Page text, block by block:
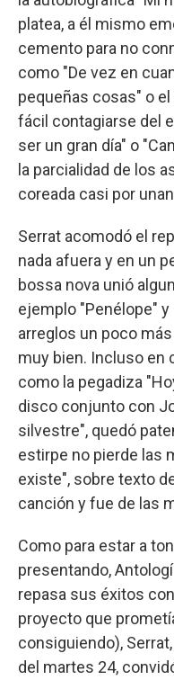
platea, a él mismo
cemento para no
como "De vez en
pequeñas cosas" o
fácil contagiarse del
ser un gran día" o
la parcialidad de los
coreada casi por
Serrat acomodó el
nada afuera y en un
bossa nova unió
ejemplo "Penélope"
arreglos un poco
muy bien. Incluso en
como la pegadiza
disco conjunto con
silvestre", quedó
estirpe no pierde las
existe", sobre texto
canción y fue de las
Como para estar a
presentando,
repasa sus éxitos
proyecto que
consiguiendo),
del martes 24,